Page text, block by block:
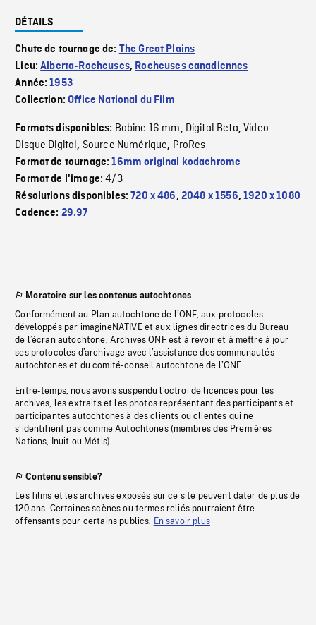
DÉTAILS
Chute de tournage de: The Great Plains
Lieu:Alberta-Rocheuses, Rocheuses canadiennes
Année:1953
Collection:Office National du Film
Formats disponibles: Bobine 16 mm, Digital Beta,Video
Disque Digital, Source Numérique, ProRes
Format de tournage:16mm original kodachrome
Format de l'image:4/3
Résolutions disponibles:720 x 486, 2048 x 1556,1920 x 1080
Cadence: 29.97
Moratoire sur les contenus autochtones
Conformément au Plan autochtone de l’ONF, aux protocoles
développés par imagineNATIVE et aux lignes directrices du Bureau
de l’écran autochtone, Archives ONF est à revoir et à mettre à jour
ses protocoles d’archivage avec l’assistance des communautés
autochtones et du comité-conseil autochtone de l’ONF.
Entre-temps, nous avons suspendu l’octroi de licences pour les
archives, les extraits et les photos représentant des participants et
participantes autochtones à des clients ou clientes qui ne
s’identifient pas comme Autochtones (membres des Premières
Nations, Inuit ou Métis).
Contenu sensible?
Les films et les archives exposés sur ce site peuvent dater de plus de
120 ans. Certaines scènes ou termes reliés pourraient être
offensants pour certains publics. En savoir plus